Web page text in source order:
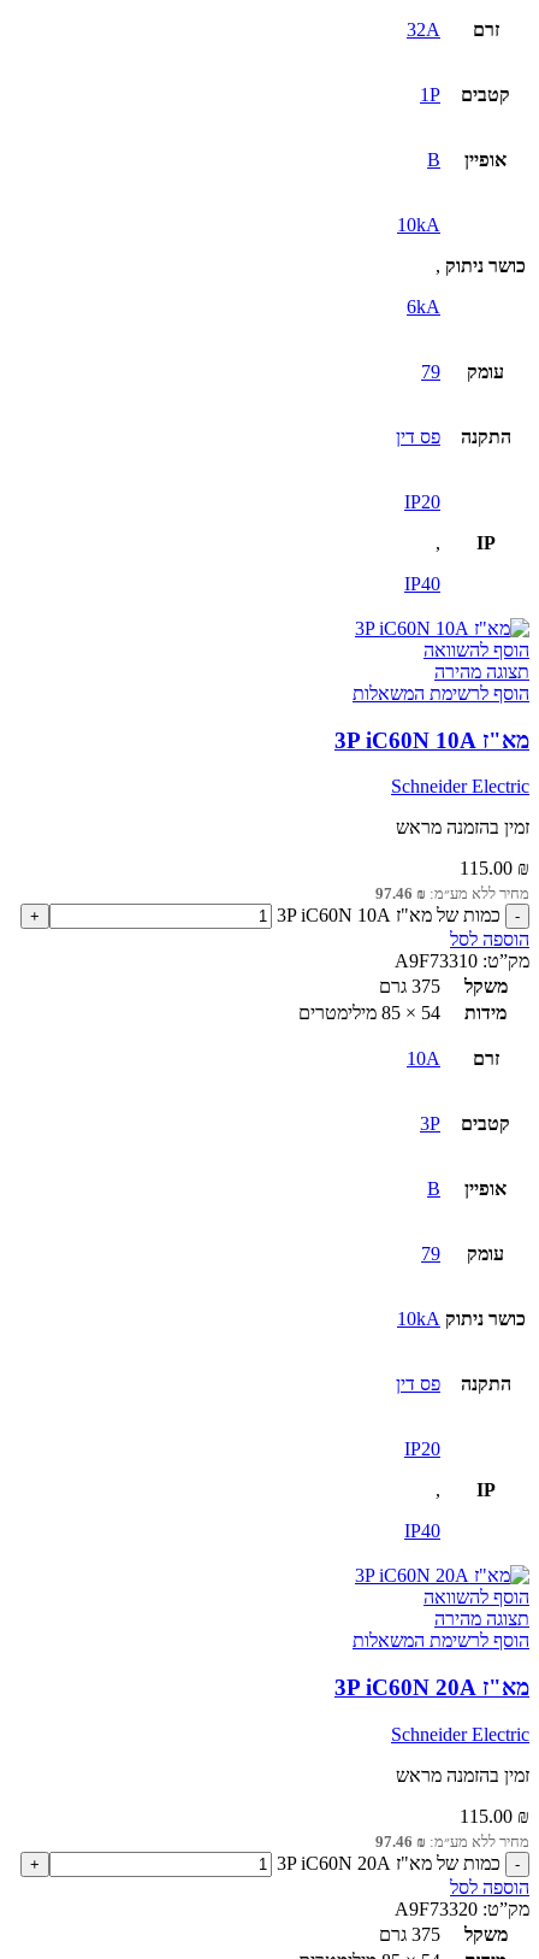
זרם 32A
קטבים 1P
אופיין B
כושר ניתוק
10kA
,
6kA
עומק 79
התקנה פס דין
IP
IP20
,
IP40
הוסף להשוואה
תצוגה מהירה
הוסף לרשימת המשאלות
מא"ז 3P iC60N 10A
Schneider Electric
זמין בהזמנה מראש
115.00 ₪
מחיר ללא מע״מ: 97.46 ₪
כמות של מא"ז 3P iC60N 10A
הוספה לסל
מק”ט: A9F73310
משקל
375 גרם
מידות
54 × 85 מילימטרים
זרם 10A
קטבים 3P
אופיין B
עומק 79
כושר ניתוק 10kA
התקנה פס דין
IP
IP20
,
IP40
הוסף להשוואה
תצוגה מהירה
הוסף לרשימת המשאלות
מא"ז 3P iC60N 20A
Schneider Electric
זמין בהזמנה מראש
115.00 ₪
מחיר ללא מע״מ: 97.46 ₪
כמות של מא"ז 3P iC60N 20A
הוספה לסל
מק”ט: A9F73320
משקל
375 גרם